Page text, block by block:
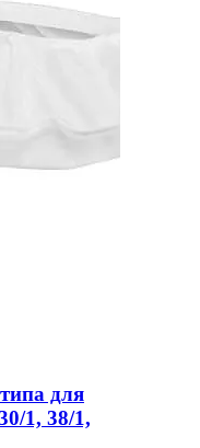
для
1, 38/1,